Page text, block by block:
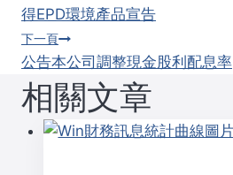
章
導
覽
得EPD環境產品宣告
下一頁
公告本公司調整現金股利配息率
相關文章